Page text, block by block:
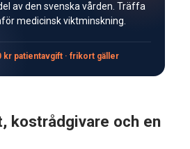
av den svenska vården. Träffa
medicinsk viktminskning.
kr patientavgift · frikort gäller
kostrådgivare och en